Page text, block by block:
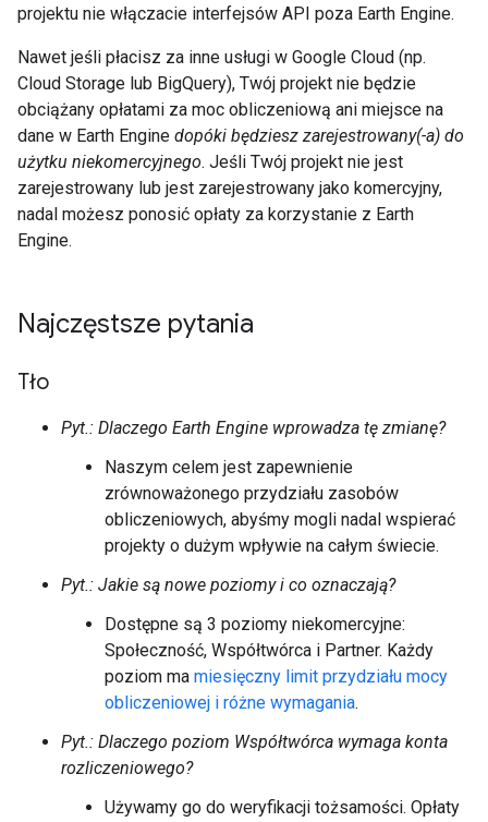
projektu nie włączacie interfejsów API poza Earth Engine.
Nawet jeśli płacisz za inne usługi w Google Cloud (np.
Cloud Storage lub BigQuery), Twój projekt nie będzie
obciążany opłatami za moc obliczeniową ani miejsce na
dane w Earth Engine dopóki będziesz zarejestrowany(-a) do
użytku niekomercyjnego. Jeśli Twój projekt nie jest
zarejestrowany lub jest zarejestrowany jako komercyjny,
nadal możesz ponosić opłaty za korzystanie z Earth
Engine.
Najczęstsze pytania
Tło
Pyt.: Dlaczego Earth Engine wprowadza tę zmianę?
Naszym celem jest zapewnienie
zrównoważonego przydziału zasobów
obliczeniowych, abyśmy mogli nadal wspierać
projekty o dużym wpływie na całym świecie.
Pyt.: Jakie są nowe poziomy i co oznaczają?
Dostępne są 3 poziomy niekomercyjne:
Społeczność, Współtwórca i Partner. Każdy
poziom ma miesięczny limit przydziału mocy
obliczeniowej i różne wymagania.
Pyt.: Dlaczego poziom Współtwórca wymaga konta
rozliczeniowego?
Używamy go do weryfikacji tożsamości. Opłaty